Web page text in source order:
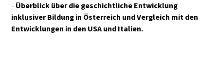
- Überblick über die geschichtliche Entwicklung
inklusiver Bildung in Österreich und Vergleich mit den
Entwicklungen in den USA und Italien.